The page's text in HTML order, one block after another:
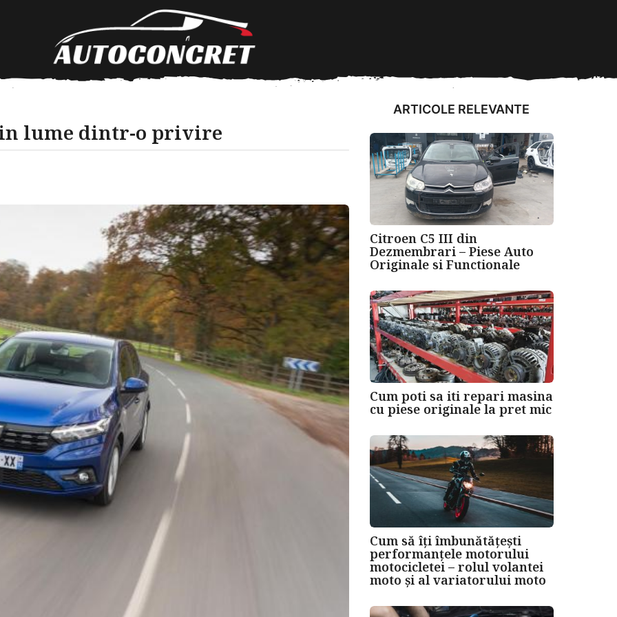
lume dintr-o privire
ARTICOLE RELEVANTE
Citroen C5 III din
Dezmembrari – Piese Auto
Originale si Functionale
Cum poti sa iti repari masina
cu piese originale la pret mic
Cum să îți îmbunătățești
performanțele motorului
motocicletei – rolul volantei
moto și al variatorului moto